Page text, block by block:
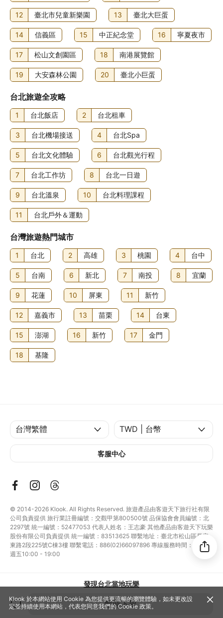
12 臺北市兒童新樂園 13 臺北大巨蛋
14 信義區 15 中正紀念堂 16 寧夏夜市
17 松山文創園區 18 南港展覽館
19 大安森林公園 20 臺北小巨蛋
台北旅遊全攻略
1 台北飯店 2 台北租車
3 台北機場接送 4 台北Spa
5 台北文化體驗 6 台北觀光行程
7 台北工作坊 8 台北一日遊
9 台北溫泉 10 台北料理課程
11 台北戶外＆運動
台灣旅遊熱門城市
1 台北 2 高雄 3 桃園 4 台中
5 台南 6 新北 7 南投 8 宜蘭
9 花蓮 10 屏東 11 新竹
12 嘉義市 13 苗栗 14 台東
15 澎湖 16 新竹 17 金門
18 基隆
客服中心
© 2014-2026 Klook. All Rights Reserved. 旅遊產品由客遊天下旅行社有限
公司負責提供 旅行業註冊編號：交觀甲第800500號 品保協會會員編號：北
2297號 統一編號：52477053 代表人姓名：王志豪 其他產品由客遊天下玩樂
股份有限公司負責提供 統一編號：83513625 聯繫地址：臺北市松山區長安
東路2段225號C棟3樓 聯繫電話：886(02)66097896 專線服務時間：週一至
週五10:00 - 19:00
發現台北當地玩樂
暫時下架
Klook 於本網站使用 Cookie 為您提供更流暢的瀏覽體驗，如未更改設
定並持續使用本網站，代表您同意我們的Cookie 政策。